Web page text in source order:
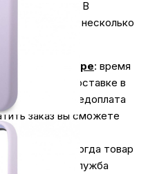
заказа. В
Store доступно несколько
по г. Самаре: время
до 20:00. При доставке в
возможна предоплата
заказ вы сможете
. Когда товар
курьерская служба